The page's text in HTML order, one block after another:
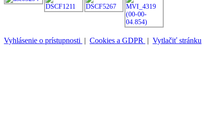
Vyhlásenie o prístupnosti | Cookies a GDPR | Vytlačiť stránku